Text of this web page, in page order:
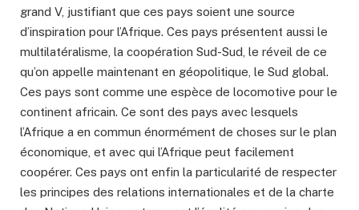
grand V, justifiant que ces pays soient une source
d’inspiration pour l’Afrique. Ces pays présentent aussi le
multilatéralisme, la coopération Sud-Sud, le réveil de ce
qu’on appelle maintenant en géopolitique, le Sud global.
Ces pays sont comme une espèce de locomotive pour le
continent africain. Ce sont des pays avec lesquels
l’Afrique a en commun énormément de choses sur le plan
économique, et avec qui l’Afrique peut facilement
coopérer. Ces pays ont enfin la particularité de respecter
les principes des relations internationales et de la charte